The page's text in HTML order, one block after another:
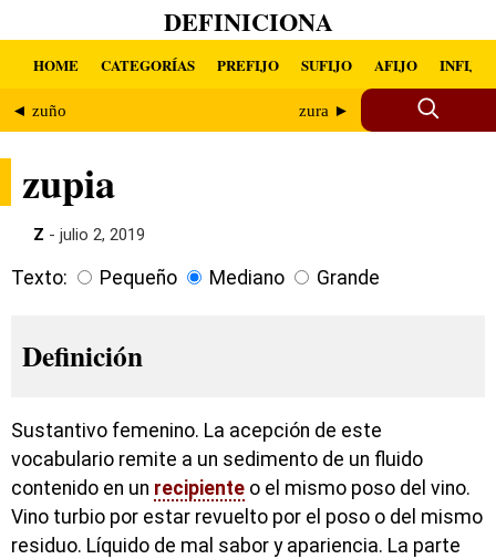
DEFINICIONA
HOME CATEGORÍAS PREFIJO SUFIJO AFIJO INFIJO
◄ zuño zura ►
zupia
Z - julio 2, 2019
Texto: Pequeño Mediano Grande
Definición
Sustantivo femenino. La acepción de este
vocabulario remite a un sedimento de un fluido
contenido en un recipiente o el mismo poso del vino.
Vino turbio por estar revuelto por el poso o del mismo
residuo. Líquido de mal sabor y apariencia. La parte